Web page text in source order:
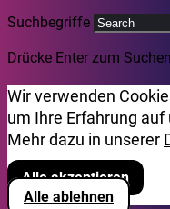
Suchbegriffe
Drücke Enter zum
Wir verwenden
um Ihre Erfahrung
Mehr dazu in unserer
Alle akzeptieren
Alle ablehnen